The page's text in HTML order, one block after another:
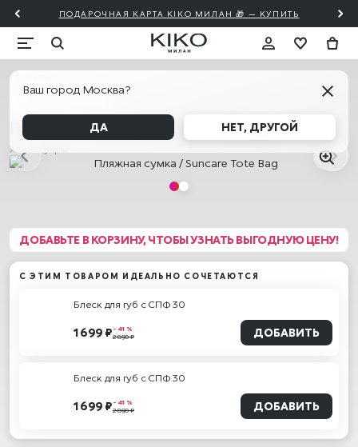
ПОДАРОЧНАЯ КАРТА KIKO МИЛАН 🎁 — КУПИТЬ
Ваш город Москва?
ДА НЕТ, ДРУГОЙ
Пляжная сумка / Suncare Tote Bag
Аксессуары
ДОБАВЬТЕ В КОРЗИНУ, ЧТОБЫ УЗНАТЬ ВЫГОДНУЮ ЦЕНУ!
С ЭТИМ ТОВАРОМ ИДЕАЛЬНО СОЧЕТАЮТСЯ
Блеск для губ с СПФ 30
1 699 ₽- 41 %
2 890 ₽
ДОБАВИТЬ
Блеск для губ с СПФ 30
1 699 ₽- 41 %
2 890 ₽
ДОБАВИТЬ